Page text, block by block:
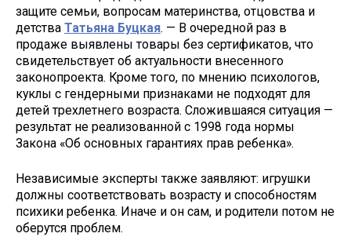
защите семьи, вопросам материнства, отцовства и
детства Татьяна Буцкая. — В очередной раз в
продаже выявлены товары без сертификатов, что
свидетельствует об актуальности внесенного
законопроекта. Кроме того, по мнению психологов,
куклы с гендерными признаками не подходят для
детей трехлетнего возраста. Сложившаяся ситуация —
результат не реализованной с 1998 года нормы
Закона «Об основных гарантиях прав ребенка».
Независимые эксперты также заявляют: игрушки
должны соответствовать возрасту и способностям
психики ребенка. Иначе и он сам, и родители потом не
оберутся проблем.